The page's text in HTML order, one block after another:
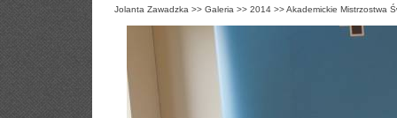
Jolanta Zawadzka >> Galeria >> 2014 >>Akademickie Mistrzostwa